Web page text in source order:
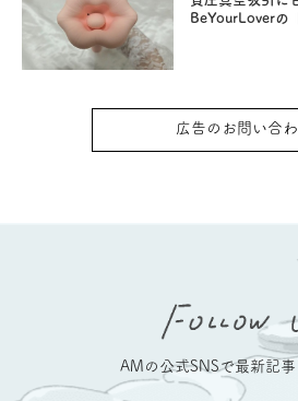
BeYourLoverの
広告のお問い合
AMの公式SNSで最新記事